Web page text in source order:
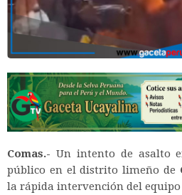
Comas.- Un intento de asalto
público en el distrito limeño de
la rápida intervención del equipo